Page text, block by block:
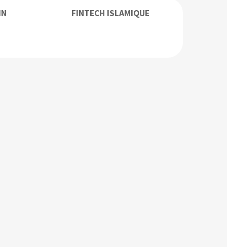
FINTECH ISLAMIQUE